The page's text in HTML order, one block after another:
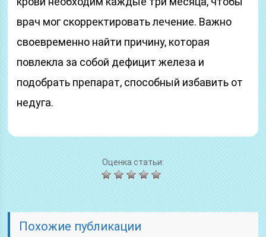
врач мог скорректировать лечение. Важно
своевременно найти причину, которая
повлекла за собой дефицит железа и
подобрать препарат, способный избавить от
недуга.
Оценка статьи:
Похожие публикации